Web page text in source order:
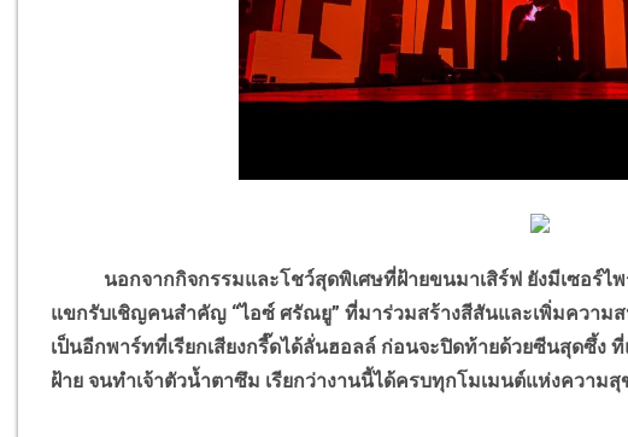
นอกจากกิจกรรมและโชว์สุดพิเศษที่ฝ้ายขนมาเสิร์ฟ ยังมีเซอร์ไ
แขกรับเชิญคนสำคัญ “ไอซ์ ศรัณยู” ที่มาร่วมสร้างสีสันและเพิ่มความ
เป็นอีกพาร์ทที่เรียกเสียงกรี๊ดได้ลั่นฮอลล์ ก่อนจะปิดท้ายด้วยซีนสุดซึ้
ฝ้าย จนทำเจ้าตัวน้ำตาซึม เรียกว่างานนี้ได้ครบทุกโมเมนต์แห่งความ